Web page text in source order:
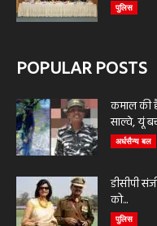
पुलिस
POPULAR POSTS
कमाल की
साल्वे, यूं
अर्धसैन्य बल
डीसीपी
को...
पुलिस